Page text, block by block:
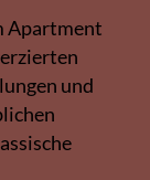
Apartment
und